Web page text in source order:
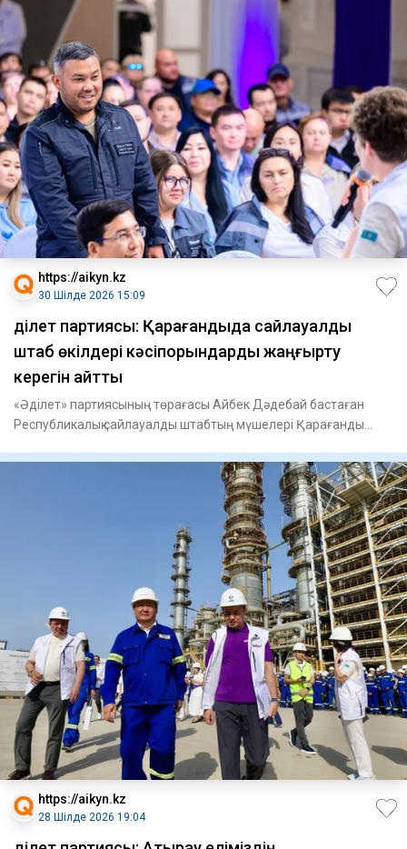
https://aikyn.kz
30 Шілде 2026 15:09
Әділет партиясы: Қарағандыда сайлауалды
штаб өкілдері кәсіпорындарды жаңғырту
керегін айтты
«Әділет» партиясының төрағасы Айбек Дәдебай бастаған
Республикалық сайлауалды штабтың мүшелері Қарағанды
https://aikyn.kz
28 Шілде 2026 19:04